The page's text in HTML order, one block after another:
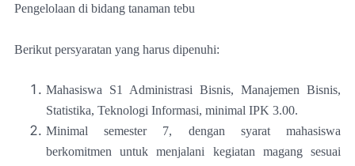
Pengelolaan di bidang tanaman tebu
Berikut persyaratan yang harus dipenuhi:
Mahasiswa S1 Administrasi Bisnis, Manajemen Bisnis,
Statistika, Teknologi Informasi, minimal IPK 3.00.
Minimal semester 7, dengan syarat mahasiswa
berkomitmen untuk menjalani kegiatan magang sesuai